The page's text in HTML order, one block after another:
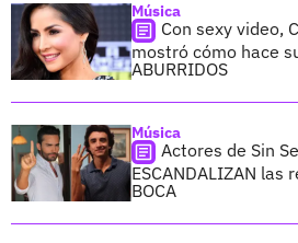
Música
Con sexy video,
mostró cómo hace
ABURRIDOS
Música
Actores de Sin
ESCANDALIZAN las
BOCA